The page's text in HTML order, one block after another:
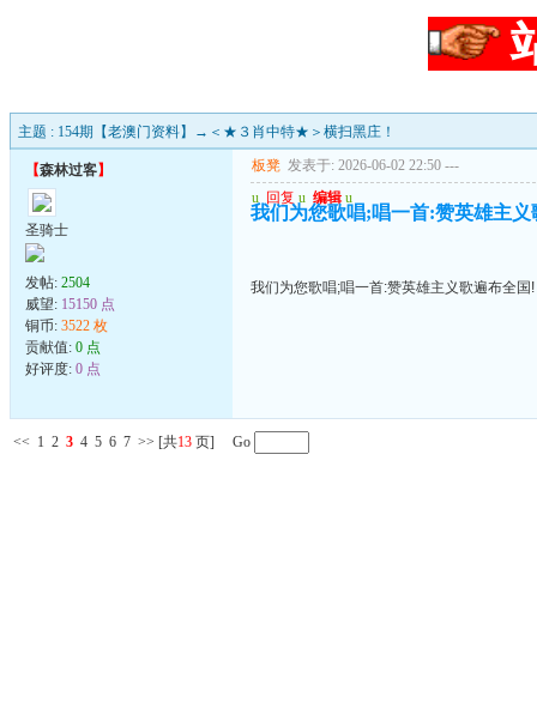
主题 : 154期【老澳门资料】→＜★３肖中特★＞横扫黑庄！
【森林过客】
圣骑士
发帖: 2504
威望: 15150 点
铜币: 3522 枚
贡献值: 0 点
好评度: 0 点
板凳 发表于: 2026-06-02 22:50 ---
u 回复 u 编辑 u
我们为您歌唱;唱一首:赞英雄主义
我们为您歌唱;唱一首:赞英雄主义歌遍布全国!
<< 1 2 3 4 5 6 7 >> [共13 页] Go